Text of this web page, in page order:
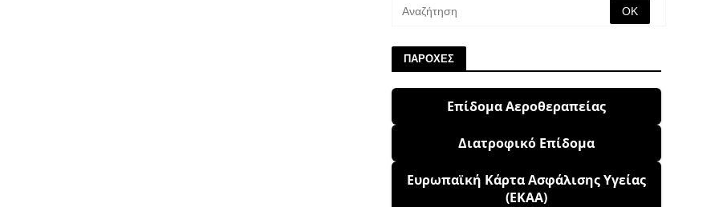
ΠΑΡΟΧΕΣ
Επίδομα Αεροθεραπείας
Διατροφικό Επίδομα
Ευρωπαϊκή Κάρτα Ασφάλισης Υγείας
(ΕΚΑΑ)